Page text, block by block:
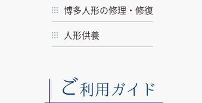
博多人形の修理・修復
人形供養
ご利用ガイド